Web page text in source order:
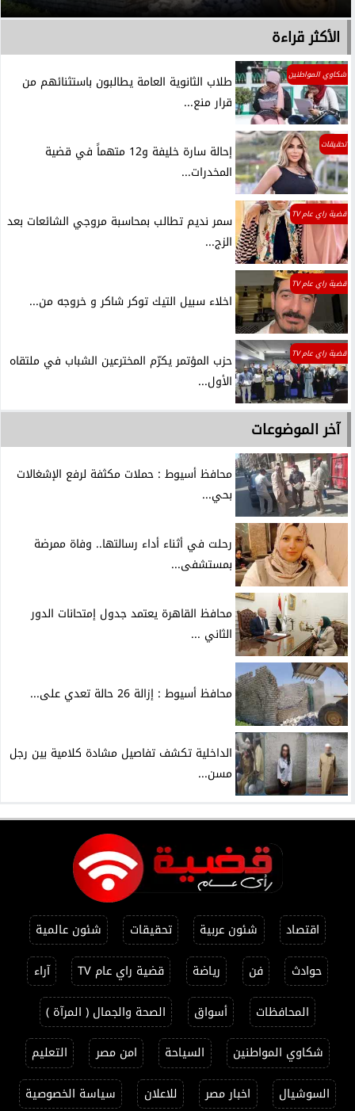
الأكثر قراءة
شكاوي المواطنين
طلاب الثانوية العامة يطالبون باستثنائهم من
قرار منع...
تحقيقات
إحالة سارة خليفة و12 متهماً في قضية
المخدرات...
قضية راي عام TV
سمر نديم تطالب بمحاسبة مروجي الشائعات بعد
الزج...
قضية راي عام TV
اخلاء سبيل التيك توكر شاكر و خروجه من...
قضية راي عام TV
حزب المؤتمر يكرّم المخترعين الشباب في ملتقاه
الأول...
آخر الموضوعات
محافظ أسيوط : حملات مكثفة لرفع الإشغالات
بحي...
رحلت في أثناء أداء رسالتها.. وفاة ممرضة
بمستشفى...
محافظ القاهرة يعتمد جدول إمتحانات الدور
الثاني ...
محافظ أسيوط : إزالة 26 حالة تعدي على...
الداخلية تكشف تفاصيل مشادة كلامية بين رجل
مسن...
اقتصاد شئون عربية تحقيقات
شئون عالمية
حوادث
فن رياضة قضية راي عام TV
آراء
المحافظات
أسواق
الصحة والجمال ( المرآة )
شكاوي المواطنين
السياحة امن مصر
التعليم
السوشيال
اخبار مصر للاعلان سياسة الخصوصية